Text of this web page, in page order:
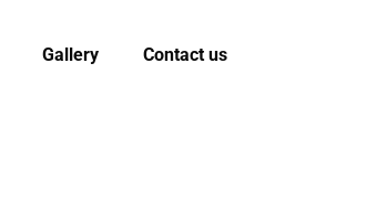
Gallery Contact us